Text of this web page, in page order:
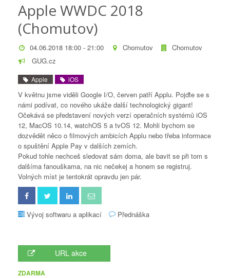
Apple WWDC 2018
(Chomutov)
04.06.2018 18:00 - 21:00 Chomutov
Chomutov
GUG.cz
Apple iOS
V květnu jsme viděli Google I/O, červen patří Applu. Pojďte se s
námi podívat, co nového ukáže další technologický gigant!
Očekává se představení nových verzí operačních systémů iOS
12, MacOS 10.14, watchOS 5 a tvOS 12. Mohli bychom se
dozvědět něco o filmových ambicích Applu nebo třeba informace
o spuštění Apple Pay v dalších zemích.
Pokud tohle nechceš sledovat sám doma, ale bavit se při tom s
dalšíma fanouškama, na nic nečekej a honem se registruj.
Volných míst je tentokrát opravdu jen pár.
Vývoj softwaru a aplikací Přednáška
URL akce
ZDARMA